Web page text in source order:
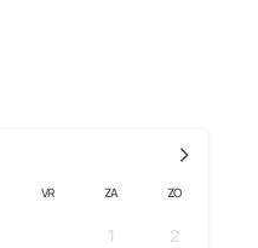
›
VR ZA ZO
1 2